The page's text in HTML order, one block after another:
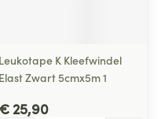
Leukotape K Kleefwindel
Elast Zwart 5cmx5m 1
€ 25,90